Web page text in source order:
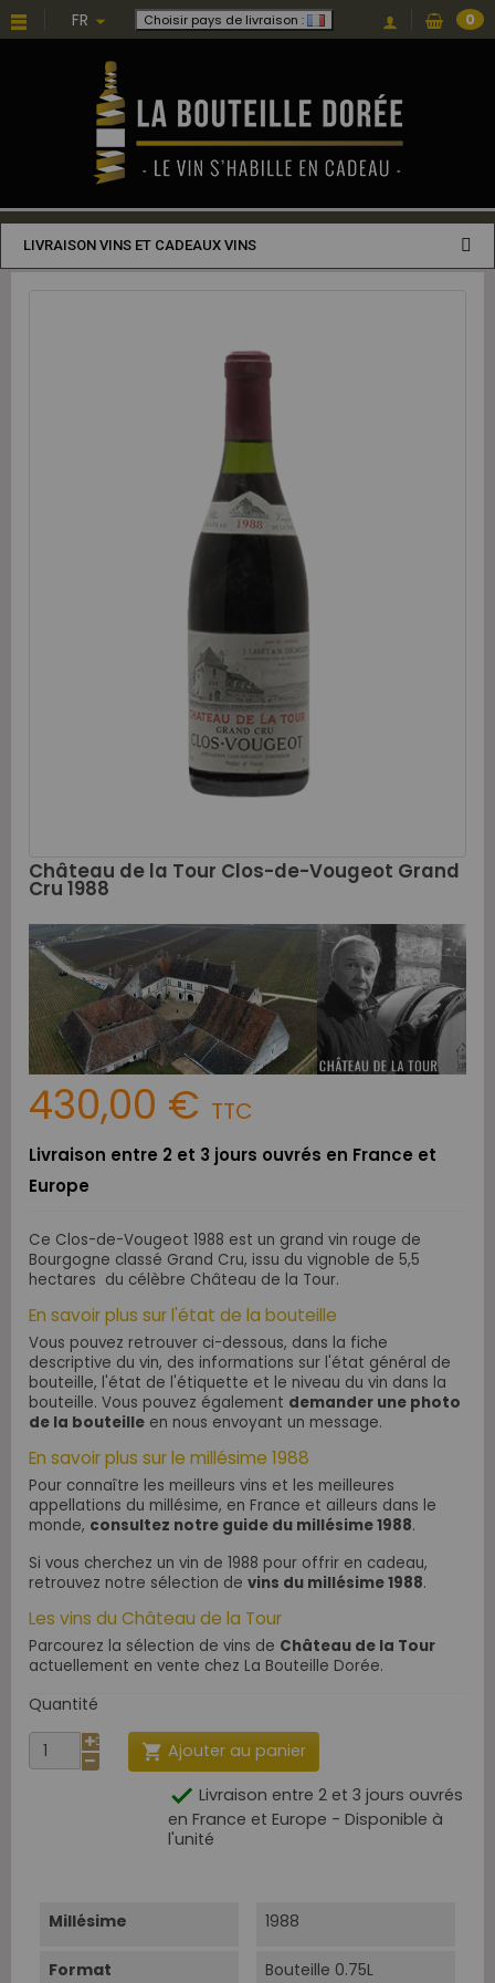
FR Choisir pays de livraison : 0
LIVRAISON VINS ET CADEAUX VINS
Château de la Tour Clos-de-Vougeot Grand
Cru 1988
430,00 € TTC
Livraison entre 2 et 3 jours ouvrés en France et
Europe
Ce Clos-de-Vougeot 1988 est un grand vin rouge de
Bourgogne classé Grand Cru, issu du vignoble de 5,5
hectares du célèbre Château de la Tour.
En savoir plus sur l'état de la bouteille
Vous pouvez retrouver ci-dessous, dans la fiche
descriptive du vin, des informations sur l'état général de
bouteille, l'état de l'étiquette et le niveau du vin dans la
bouteille. Vous pouvez également demander une photo
de la bouteille en nous envoyant un message.
En savoir plus sur le millésime 1988
Pour connaître les meilleurs vins et les meilleures
appellations du millésime, en France et ailleurs dans le
monde, consultez notre guide du millésime 1988.
Si vous cherchez un vin de 1988 pour offrir en cadeau,
retrouvez notre sélection de vins du millésime 1988.
Les vins du Château de la Tour
Parcourez la sélection de vins de Château de la Tour
actuellement en vente chez La Bouteille Dorée.
Quantité
 Ajouter au panier
 Livraison entre 2 et 3 jours ouvrés
en France et Europe - Disponible à
l'unité
Millésime 1988
Format Bouteille 0.75L